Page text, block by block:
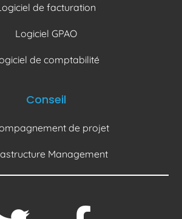
de facturation
Logiciel GPAO
de comptabilité
Conseil
de projet
Management